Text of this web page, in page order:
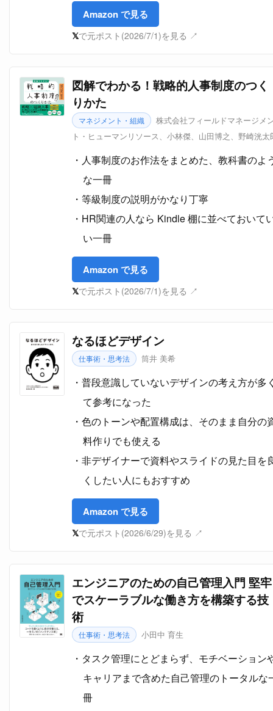
Amazon で見る
𝕏で元ポスト(2026/7/1)を見る ↗
図解でわかる！戦略的人事制度のつく
りかた
マネジメント・組織
株式会社フィールドマネージメ
ト・ヒューマンリソース、小林傑、山田博之、野崎洸太
人事制度のお作法をまとめた、教科書のよ
な一冊
等級制度の説明がかなり丁寧
HR関連の人なら Kindle 棚に並べておいて
い一冊
Amazon で見る
𝕏で元ポスト(2026/7/1)を見る ↗
なるほどデザイン
仕事術・思考法 筒井 美希
普段意識していないデザインの考え方が多
て参考になった
色のトーンや配置構成は、そのまま自分の
料作りでも使える
非デザイナーで資料やスライドの見た目を
くしたい人にもおすすめ
Amazon で見る
𝕏で元ポスト(2026/6/29)を見る ↗
エンジニアのための自己管理入門 堅牢
でスケーラブルな働き方を構築する技
術
仕事術・思考法 小田中 育生
タスク管理にとどまらず、モチベーション
キャリアまで含めた自己管理のトータルな
冊